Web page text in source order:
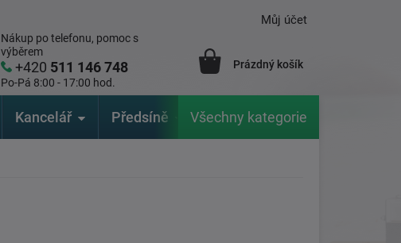
Nákup po telefonu, pomoc s
výběrem
+420 511 146 748
Po-Pá 8:00 - 17:00 hod.
Můj účet
Prázdný košík
Kancelář Předsíně Zahrada Značky
Všechny kategorie